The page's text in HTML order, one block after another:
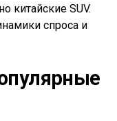
китайские SUV.
спроса и